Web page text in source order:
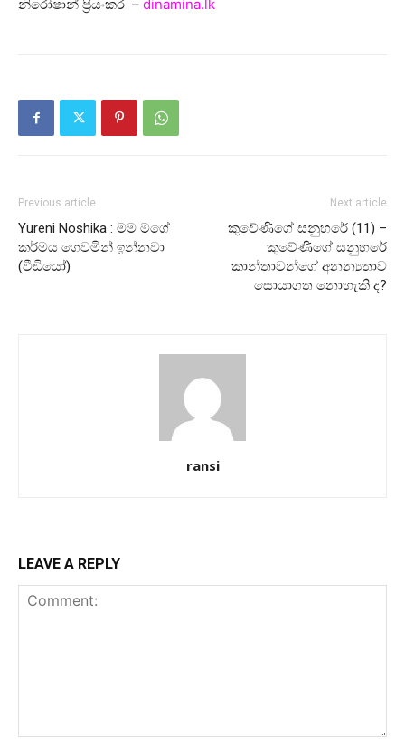
නිරෝෂාන් ප්‍රියංකර – dinamina.lk
Previous article
Yureni Noshika : මම මගේ
කර්මය ගෙවමින් ඉන්නවා
(වීඩියෝ)
Next article
කුවේණිගේ සනුහරේ (11) –
කුවේණිගේ සනුහරේ
කාන්තාවන්ගේ අනන්‍යතාව
සොයාගත නොහැකි ද?
ransi
LEAVE A REPLY